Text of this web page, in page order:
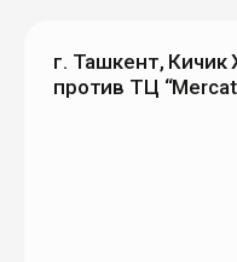
г. Ташкент, Кичик
против ТЦ